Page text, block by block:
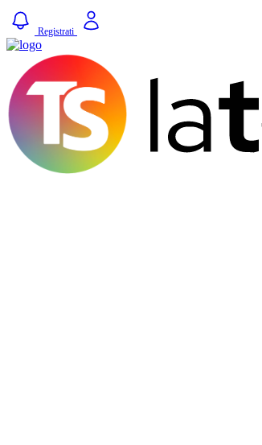
Registrati